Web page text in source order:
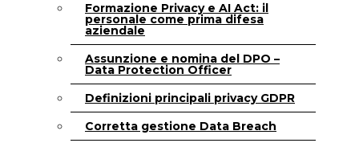
Formazione Privacy e AI Act: il
personale come prima difesa
aziendale
Assunzione e nomina del DPO –
Data Protection Officer
Definizioni principali privacy GDPR
Corretta gestione Data Breach